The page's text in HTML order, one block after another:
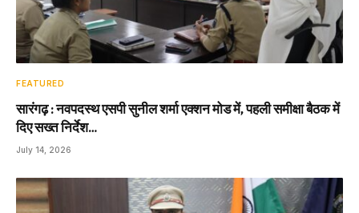
FEATURED
सारंगढ़ : नवपदस्थ एसपी सुनील शर्मा एक्शन मोड में, पहली समीक्षा बैठक में
दिए सख्त निर्देश…
July 14, 2026